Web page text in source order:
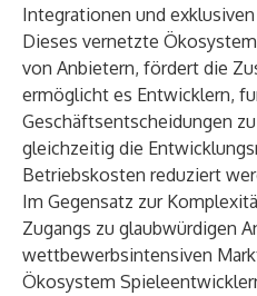
Integrationen und
Dieses vernetzte
von Anbietern, fördert die
ermöglicht es Entwicklern,
Geschäftsentscheidungen
gleichzeitig die
Betriebskosten reduziert
Im Gegensatz zur
Zugangs zu glaubwürdigen
wettbewerbsintensiven
Ökosystem